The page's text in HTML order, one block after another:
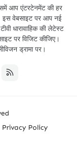
आप एंटरटेनमेंट की हर
इस वेबसाइट पर आप नई
धारावाहिक की लेटेस्ट
पर विजिट कीजिए।
ड्रामा पर।
Privacy Policy